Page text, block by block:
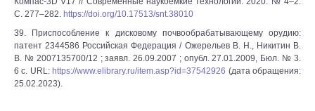
С. 277–282. https://doi.org/10.17513/snt.38010
39. Приспособление к дисковому почвообрабатывающему орудию:
патент 2344586 Российская Федерация / Ожерельев В. Н., Никитин В.
В. № 2007135700/12 ; заявл. 26.09.2007 ; опубл. 27.01.2009, Бюл. № 3.
6 с. URL: https://www.elibrary.ru/item.asp?id=37542926 (дата обращения:
25.02.2023).